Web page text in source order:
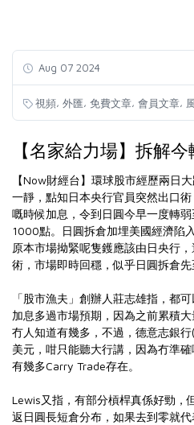
Aug 07 2024
視頻, 外匯, 免費文章, 會員文章,
【名家給力場】拆解
【Now財經台】環球股市經歷兩日
一靜，點知日本央行官員突然出口
嘅時候加息，令到日圓今早一度轉
1000點。日圓拆倉加埋美國經濟陷
原本市場拗緊呢隻鑊應該由日央行
術，市場即時回穩，似乎日圓拆倉
「股市漁夫」創辦人莊志雄指，都
加息多過市場預期，因為之前累積
冇人知道有幾多，不過，德意志銀
美元，咁只能聽大行講，因為冇準
有幾多Carry Trade存在。
Lewis又指，有部分槓桿真係好勁，
返日圓長短倉分布，如果去到零就